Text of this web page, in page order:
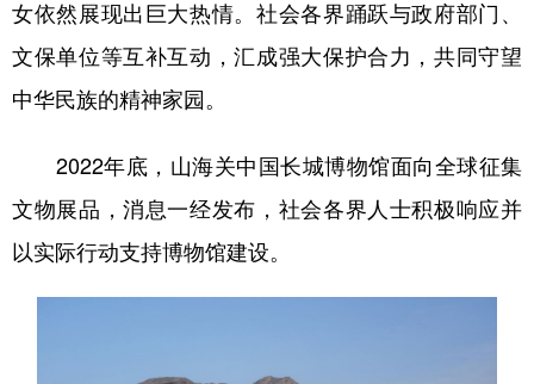
女依然展现出巨大热情。社会各界踊跃与政府部门、
文保单位等互补互动，汇成强大保护合力，共同守望
中华民族的精神家园。
2022年底，山海关中国长城博物馆面向全球征集
文物展品，消息一经发布，社会各界人士积极响应并
以实际行动支持博物馆建设。